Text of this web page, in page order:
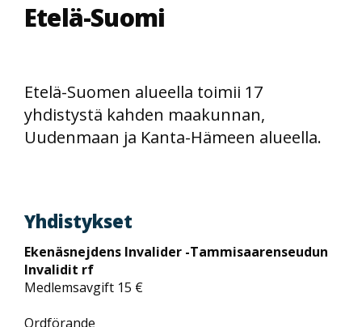
Etelä-Suomi
Etelä-Suomen alueella toimii 17
yhdistystä kahden maakunnan,
Uudenmaan ja Kanta-Hämeen alueella.
Yhdistykset
Ekenäsnejdens Invalider -Tammisaarenseudun
Invalidit rf
Medlemsavgift 15 €
Ordförande